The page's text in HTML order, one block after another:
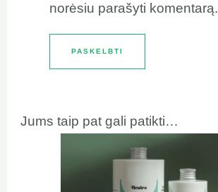
norėsiu parašyti komentarą.
Jums taip pat gali patikti…